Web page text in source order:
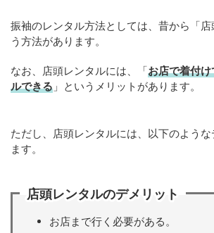
振袖のレンタル方法としては、昔から「
う方法があります。
なお、店頭レンタルには、「お店で着付
ルできる 」というメリットがあります。
ただし、店頭レンタルには、以下のような
ます。
店頭レンタルのデメリット
お店まで行く必要がある。